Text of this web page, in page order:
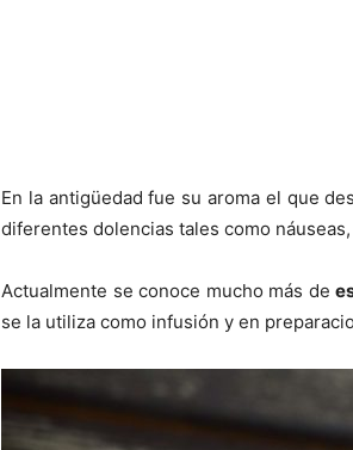
En la antigüedad fue su aroma el que
diferentes dolencias tales como
Actualmente se conoce mucho más de
se la utiliza como infusión y en